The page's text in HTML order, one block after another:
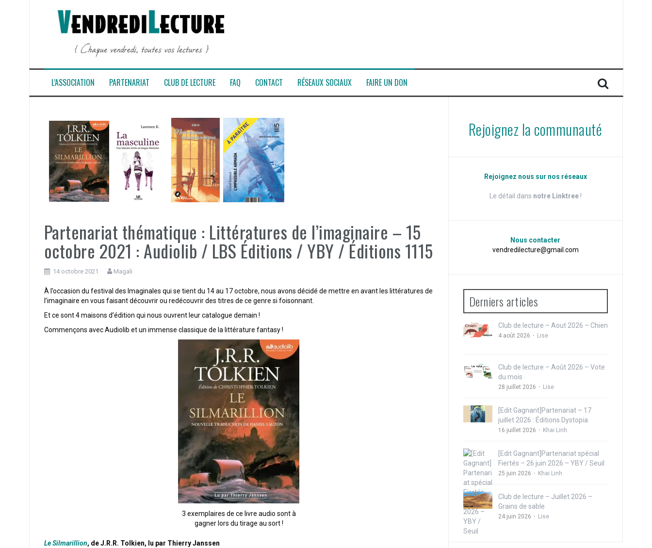
L’ASSOCIATION PARTENARIAT CLUB DE LECTURE FAQ CONTACT RÉSEAUX SOCIAUX FAIRE UN DON
Partenariat thématique : Littératures de l’imaginaire – 15
octobre 2021 : Audiolib / LBS Éditions / YBY / Éditions 1115
14 octobre 2021 Magali
À l’occasion du festival des Imaginales qui se tient du 14 au 17 octobre, nous avons décidé de mettre en avant les littératures de
l’imaginaire en vous faisant découvrir ou redécouvrir des titres de ce genre si foisonnant.
Et ce sont 4 maisons d’édition qui nous ouvrent leur catalogue demain !
Commençons avec Audiolib et un immense classique de la littérature fantasy !
3 exemplaires de ce livre audio sont à
gagner lors du tirage au sort !
Le Silmarillion, de J.R.R. Tolkien, lu par Thierry Janssen
Rejoignez la communauté
Rejoignez nous sur nos réseaux
Le détail dans notre Linktree!
Nous contacter
vendredilecture@gmail.com
Derniers articles
Club de lecture – Aout 2026 – Chien
4 août 2026 Lise
Club de lecture – Août 2026 – Vote
du mois
28 juillet 2026 Lise
[Edit Gagnant]Partenariat – 17
juillet 2026 : Éditions Dystopia
16 juillet 2026 Khai Linh
[Edit Gagnant]Partenariat spécial
Fiertés – 26 juin 2026 – YBY / Seuil
25 juin 2026 Khai Linh
Club de lecture – Juillet 2026 –
Grains de sable
24 juin 2026 Lise